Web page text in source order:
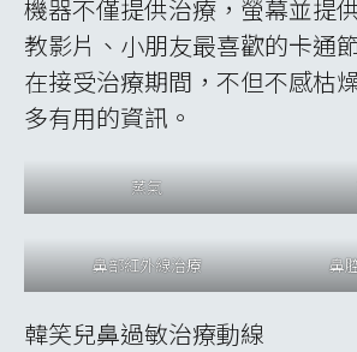
與學伴互動
參訪自生韓方醫院，慶熙大學
授也陪同我們的師生前往，並
作為示範，讓醫師注射藥針，
的施打過程。與我方簽訂合作